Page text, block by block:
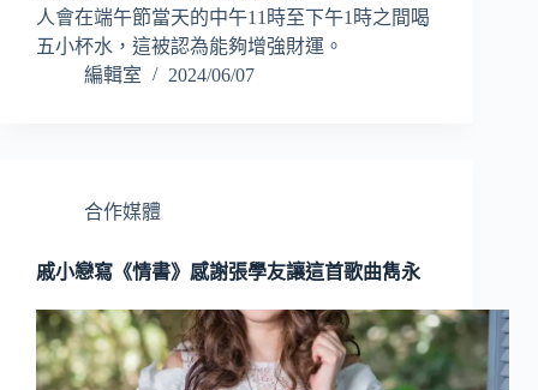
人會在端午節當天的中午11時至下午1時之間喝
五小杯水，這被認為能夠增強財運。
編輯室
2024/06/07
合作媒體
戚小戀寫《情書》感謝張學友讓這首歌曲雋永